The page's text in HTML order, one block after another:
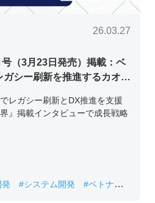
26.03.27
号（3月23日発売）掲載：ベ
ガシー刷新を推進するカオピ
レガシー刷新とDX推進を支援
』掲載インタビューで成長戦略
#システム開発
#ベトナムIT